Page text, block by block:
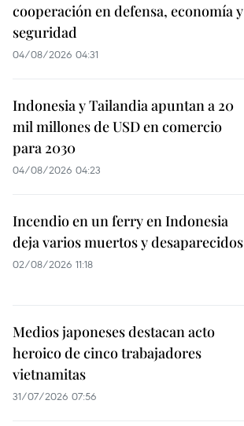
cooperación en defensa, economía y
seguridad
04/08/2026 04:31
Indonesia y Tailandia apuntan a 20
mil millones de USD en comercio
para 2030
04/08/2026 04:23
Incendio en un ferry en Indonesia
deja varios muertos y desaparecidos
02/08/2026 11:18
Medios japoneses destacan acto
heroico de cinco trabajadores
vietnamitas
31/07/2026 07:56